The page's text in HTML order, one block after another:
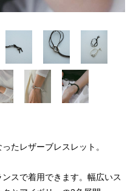
たレザーブレスレット。
スで着用できます。幅広いス